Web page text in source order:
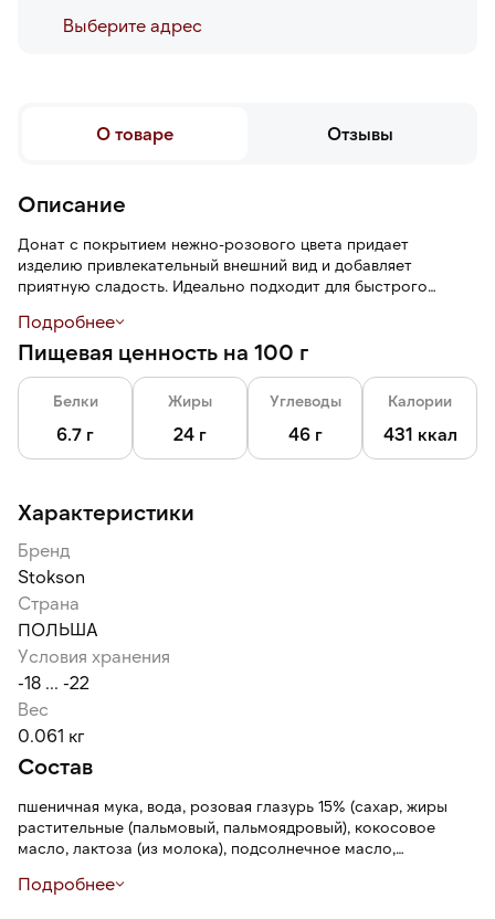
Выберите адреc
О товаре Отзывы
Описание
Донат с покрытием нежно-розового цвета придает
изделию привлекательный внешний вид и добавляет
приятную сладость. Идеально подходит для быстрого
Подробнее
Пищевая ценность на 100 г
Белки
6.7 г
Жиры
24 г
Углеводы
46 г
Калории
431 ккал
Характеристики
Бренд
Stokson
Страна
ПОЛЬША
Условия хранения
-18 ... -22
Вес
0.061 кг
Состав
пшеничная мука, вода, розовая глазурь 15% (сахар, жиры
растительные (пальмовый, пальмоядровый), кокосовое
масло, лактоза (из молока), подсолнечное масло,
черной смородины, концентрат яблочный, эмульгатор:
Подробнее